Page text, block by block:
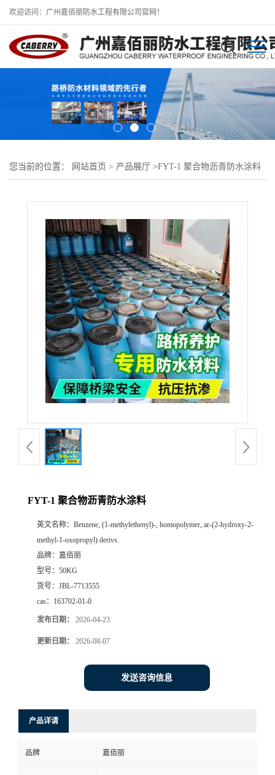
欢迎访问：广州嘉佰丽防水工程有限公司官网！
您当前的位置： 网站首页 > 产品展厅 >FYT-1 聚合物沥青防水涂料
FYT-1 聚合物沥青防水涂料
英文名称： Benzene, (1-methylethenyl)-, homopolymer, ar-(2-hydroxy-2-
methyl-1-oxopropyl) derivs.
品牌： 嘉佰丽
型号： 50KG
货号： JBL-7713555
cas： 163702-01-0
发布日期： 2026-04-23
更新日期： 2026-08-07
发送咨询信息
产品详请
品牌 嘉佰丽